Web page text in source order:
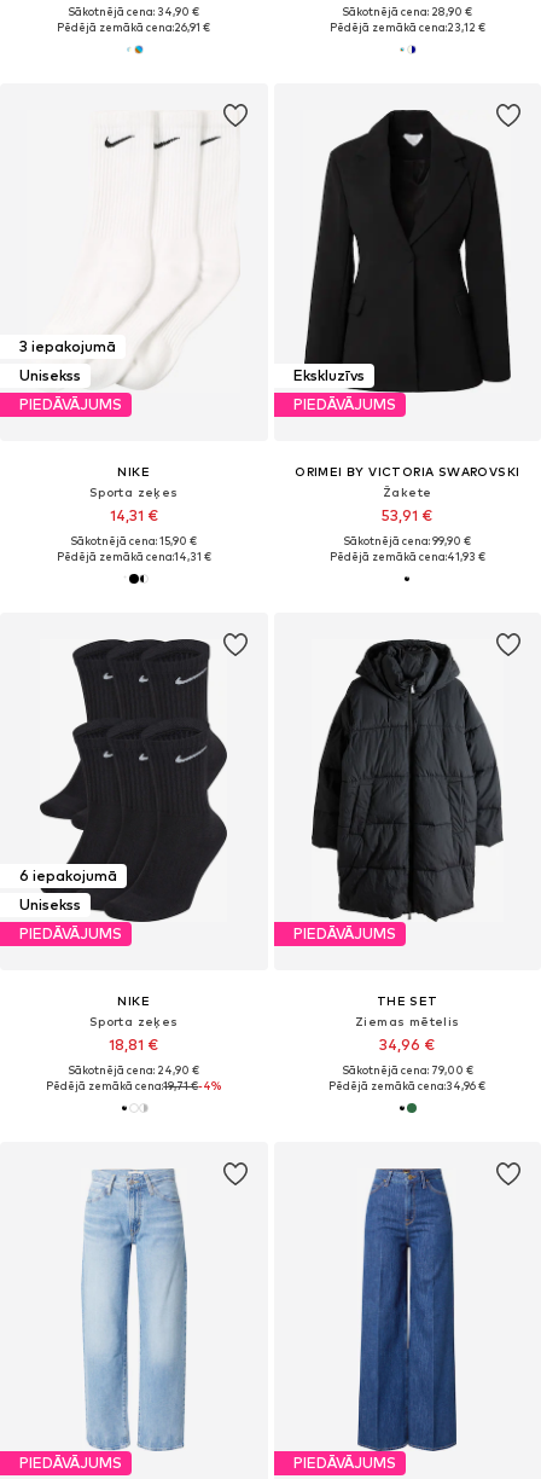
Sākotnējā cena: 34,90 €
Pēdējā zemākā cena:26,91 €
Sākotnējā cena: 28,90 €
Pēdējā zemākā cena:23,12 €
3 iepakojumā
Unisekss
PIEDĀVĀJUMS
NIKE
Sporta zeķes
14,31 €
Sākotnējā cena: 15,90 €
Pēdējā zemākā cena:14,31 €
Ekskluzīvs
PIEDĀVĀJUMS
ORIMEI BY VICTORIA SWAROVSKI
Žakete
53,91 €
Sākotnējā cena: 99,90 €
Pēdējā zemākā cena:41,93 €
6 iepakojumā
Unisekss
PIEDĀVĀJUMS
NIKE
Sporta zeķes
18,81 €
Sākotnējā cena: 24,90 €
Pēdējā zemākā cena:19,71 €-4%
PIEDĀVĀJUMS
THE SET
Ziemas mētelis
34,96 €
Sākotnējā cena: 79,00 €
Pēdējā zemākā cena:34,96 €
PIEDĀVĀJUMS PIEDĀVĀJUMS